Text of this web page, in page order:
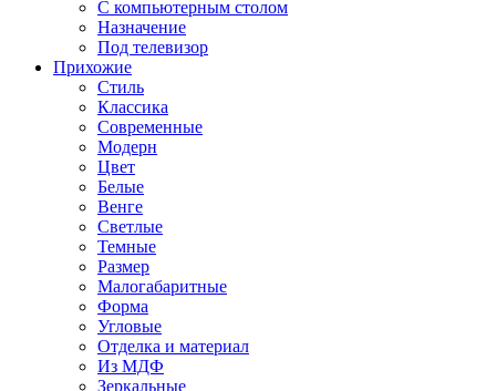
С компьютерным столом
Назначение
Под телевизор
Прихожие
Стиль
Классика
Современные
Модерн
Цвет
Белые
Венге
Светлые
Темные
Размер
Малогабаритные
Форма
Угловые
Отделка и материал
Из МДФ
Зеркальные